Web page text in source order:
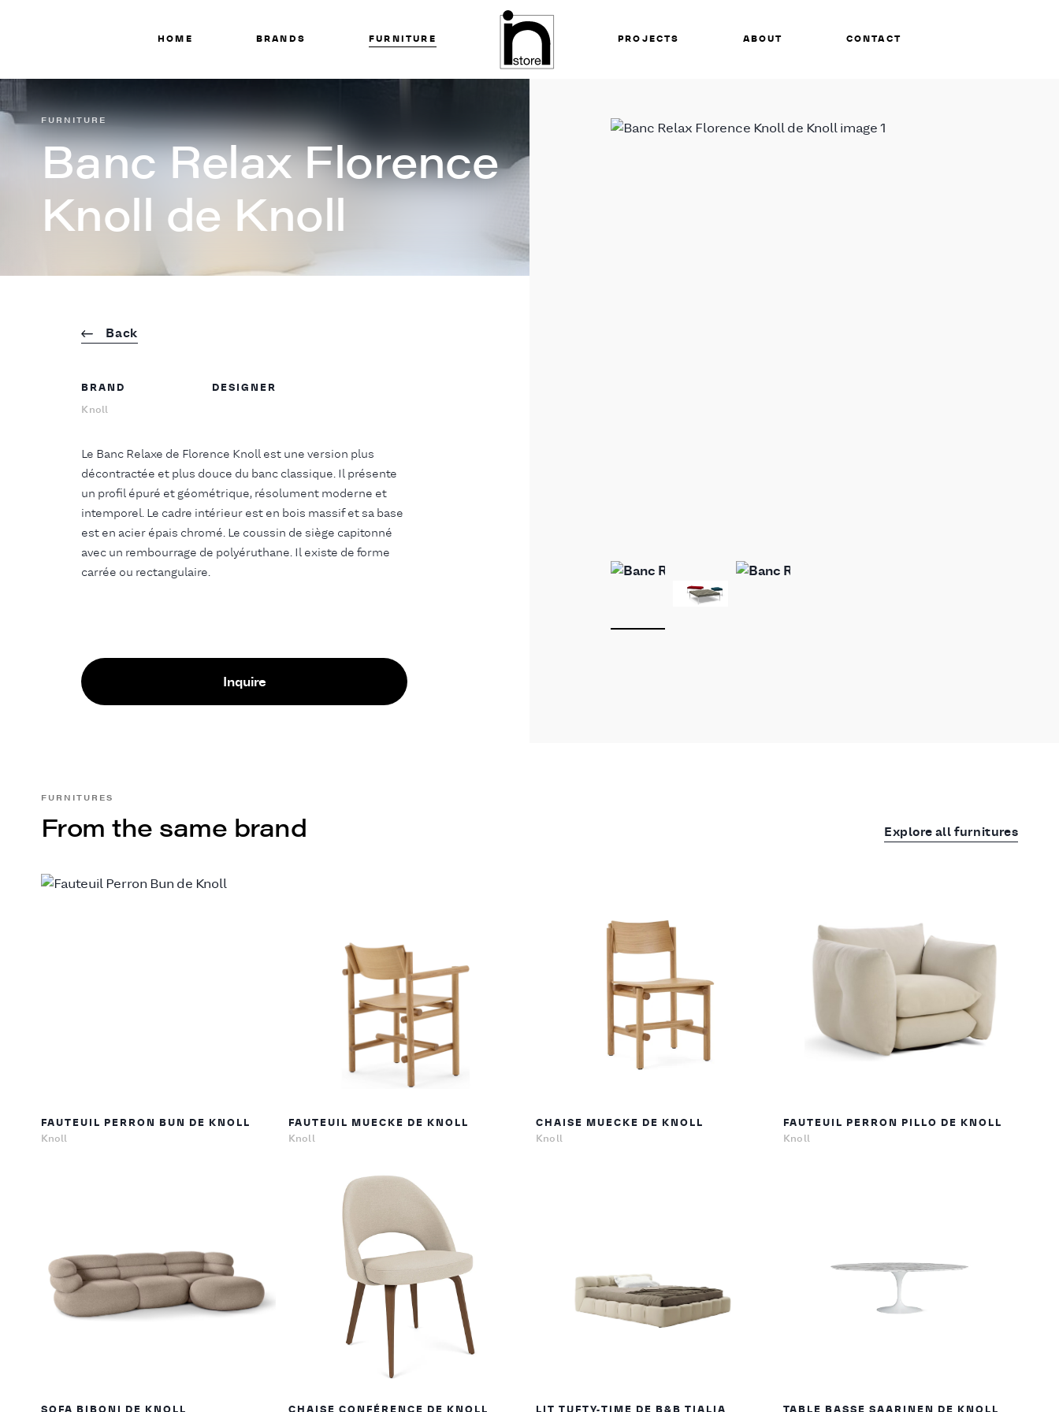
HOME BRANDS FURNITURE PROJECTS ABOUT CONTACT
Banc Relax Florence
Knoll de Knoll
FURNITURE
Back
BRAND
Knoll
DESIGNER
Le Banc Relaxe de Florence Knoll est une version plus
décontractée et plus douce du banc classique. Il présente
un profil épuré et géométrique, résolument moderne et
intemporel. Le cadre intérieur est en bois massif et sa base
est en acier épais chromé. Le coussin de siège capitonné
avec un rembourrage de polyéruthane. Il existe de forme
carrée ou rectangulaire.
Inquire
From the same brand
FURNITURES
Explore all furnitures
FAUTEUIL PERRON BUN DE KNOLL
Knoll
FAUTEUIL MUECKE DE KNOLL
Knoll
CHAISE MUECKE DE KNOLL
Knoll
FAUTEUIL PERRON PILLO DE KNOLL
Knoll